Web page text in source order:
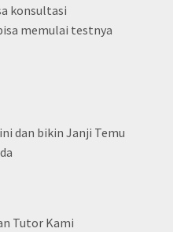
konsultasi
memulai testnya
dan bikin Janji Temu
Tutor Kami